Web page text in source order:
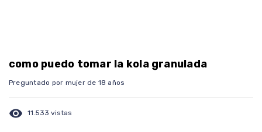
como puedo tomar la kola granulada
Preguntado por mujer de 18 años
visibility 11.533 vistas